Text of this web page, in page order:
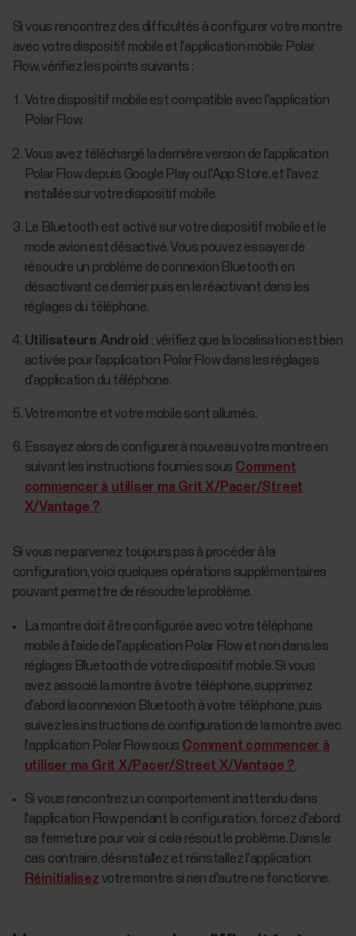
Si vous rencontrez des difficultés à configurer votre montre
avec votre dispositif mobile et l'application mobile Polar
Flow, vérifiez les points suivants :
Votre dispositif mobile est compatible avec l'application
Polar Flow.
Vous avez téléchargé la dernière version de l'application
Polar Flow depuis Google Play ou l'App Store, et l'avez
installée sur votre dispositif mobile.
Le Bluetooth est activé sur votre dispositif mobile et le
mode avion est désactivé. Vous pouvez essayer de
résoudre un problème de connexion Bluetooth en
désactivant ce dernier puis en le réactivant dans les
réglages du téléphone.
Utilisateurs Android : vérifiez que la localisation est bien
activée pour l'application Polar Flow dans les réglages
d'application du téléphone.
Votre montre et votre mobile sont allumés.
Essayez alors de configurer à nouveau votre montre en
suivant les instructions fournies sous Comment
commencer à utiliser ma Grit X/Pacer/Street
X/Vantage ?.
Si vous ne parvenez toujours pas à procéder à la
configuration, voici quelques opérations supplémentaires
pouvant permettre de résoudre le problème.
La montre doit être configurée avec votre téléphone
mobile à l'aide de l'application Polar Flow et non dans les
réglages Bluetooth de votre dispositif mobile. Si vous
avez associé la montre à votre téléphone, supprimez
d'abord la connexion Bluetooth à votre téléphone, puis
suivez les instructions de configuration de la montre avec
l'application Polar Flow sous Comment commencer à
utiliser ma Grit X/Pacer/Street X/Vantage ?.
Si vous rencontrez un comportement inattendu dans
l'application Flow pendant la configuration, forcez d'abord
sa fermeture pour voir si cela résout le problème. Dans le
cas contraire, désinstallez et réinstallez l'application.
Réinitialisez votre montre si rien d'autre ne fonctionne.